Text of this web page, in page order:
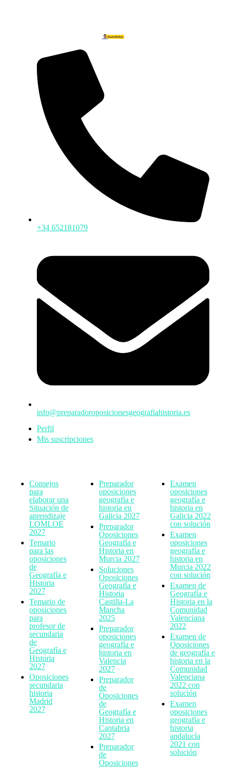
+34 652181079
info@preparadoroposicionesgeografiahistoria.es
Perfil
Mis suscripciones
Consejos
para
elaborar una
Situación de
aprendizaje
LOMLOE
2027
Temario
para las
oposiciones
de
Geografía e
Historia
2027
Temario de
oposiciones
para
profesor de
secundaria
de
Geografía e
Historia
2027
Oposiciones
secundaria
historia
Madrid
2027
Preparador
oposiciones
geografía e
historia en
Galicia 2027
Preparador
Oposiciones
Geografía e
Historia en
Murcia 2027
Soluciones
Oposiciones
Geografía e
Historia
Castilla-La
Mancha
2025
Preparador
oposiciones
geografía e
historia en
Valencia
2027
Preparador
de
Oposiciones
de
Geografía e
Historia en
Cantabria
2027
Preparador
de
Oposiciones
Examen
oposiciones
geografía e
historia en
Galicia 2022
con solución
Examen
oposiciones
geografía e
historia en
Murcia 2022
con solución
Examen de
Geografía e
Historia en la
Comunidad
Valenciana
2022
Examen de
Oposiciones
de geografía e
historia en la
Comunidad
Valenciana
2022 con
solución
Examen
oposiciones
geografía e
historia
andalucía
2021 con
solución